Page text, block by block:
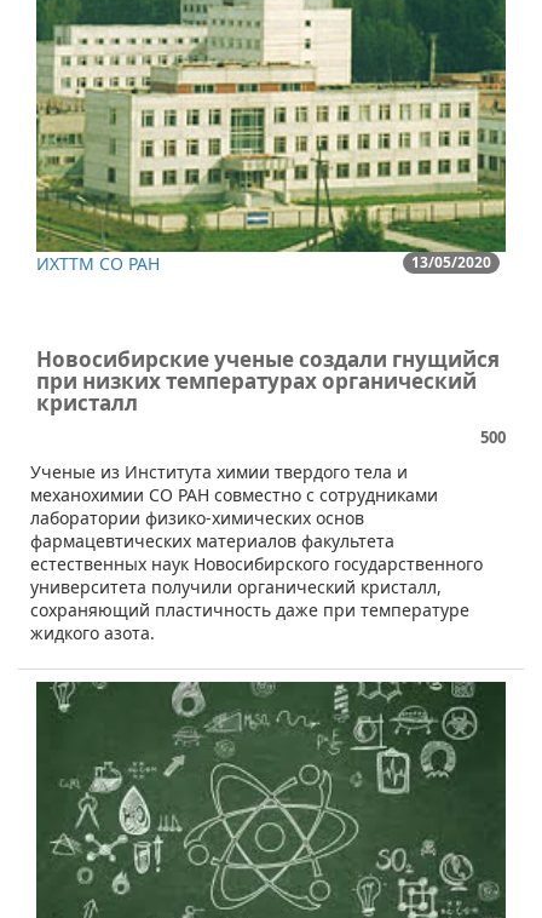
13/05/2020
ИХТТМ СО РАН
Новосибирские ученые создали гнущийся
при низких температурах органический
кристалл
500
​Ученые из Института химии твердого тела и
механохимии СО РАН совместно с сотрудниками
лаборатории физико-химических основ
фармацевтических материалов факультета
естественных наук Новосибирского государственного
университета получили органический кристалл,
сохраняющий пластичность даже при температуре
жидкого азота.